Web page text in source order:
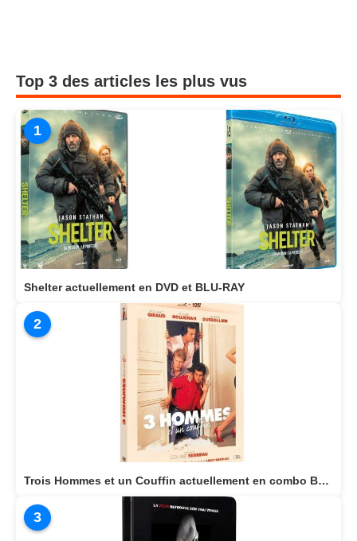
Top 3 des articles les plus vus
1
Shelter actuellement en DVD et BLU-RAY
2
Trois Hommes et un Couffin actuellement en combo BLU-RAY/DVD
3